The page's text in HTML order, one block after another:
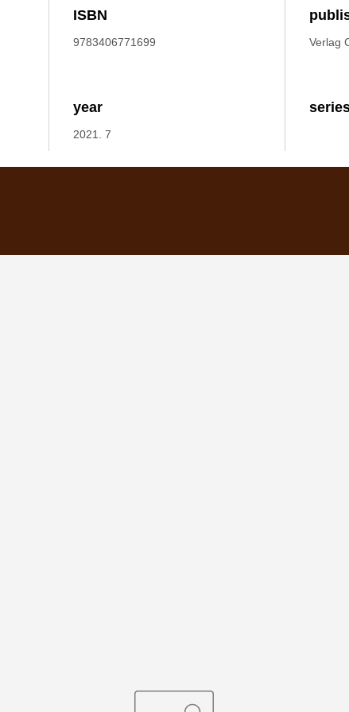
ISBN
9783406771699 Verlag
year
2021. 7